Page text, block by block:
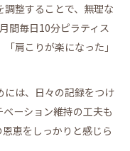
整することで、無理な
間毎日10分ピラティス
肩こりが楽になった」
には、日々の記録をつけ
ーション維持の工夫も
恵をしっかりと感じら